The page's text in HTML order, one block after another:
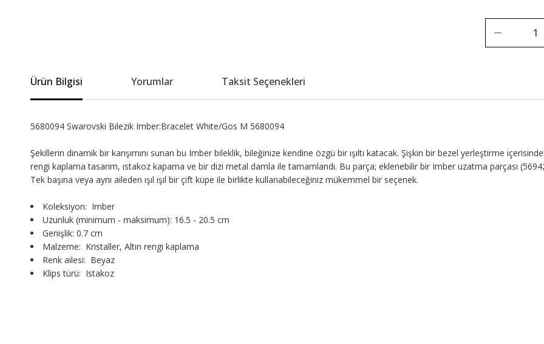
Ürün Bilgisi Yorumlar Taksit Seçenekleri
5680094 Swarovski Bilezik Imber:Bracelet Whıte/Gos M 5680094
Şekillerin dinamik bir karışımını sunan bu Imber bileklik, bileğinize kendine özgü bir ışıltı katacak. Şişkin bir bezel yerleştirme
rengi kaplama tasarım, ıstakoz kapama ve bir dizi metal damla ile tamamlandı. Bu parça; eklenebilir bir Imber uzatma parçası
Tek başına veya aynı aileden ışıl ışıl bir çift küpe ile birlikte kullanabileceğiniz mükemmel bir seçenek.
Koleksiyon: Imber
Uzunluk (minimum - maksimum): 16.5 - 20.5 cm
Genişlik: 0.7 cm
Malzeme: Kristaller, Altın rengi kaplama
Renk ailesi: Beyaz
Klips türü: Istakoz